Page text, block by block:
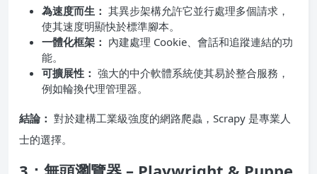
為速度而生： 其異步架構允許它並行處理多個請求，
使其速度明顯快於標準腳本。
一體化框架： 內建處理 Cookie、會話和追蹤連結的功
能。
可擴展性： 強大的中介軟體系統使其易於整合服務，
例如輪換代理管理器。
結論： 對於建構工業級強度的網路爬蟲，Scrapy 是專業人
士的選擇。